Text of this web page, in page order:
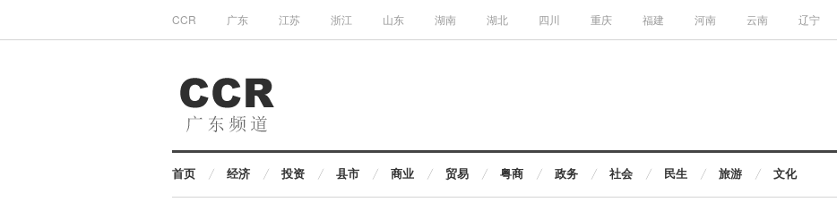
CCR 广东 江苏 浙江 山东 湖南 湖北 四川 重庆 福建 河南 云南 辽宁
首页 经济 投资 县市 商业 贸易 粤商 政务 社会 民生 旅游 文化